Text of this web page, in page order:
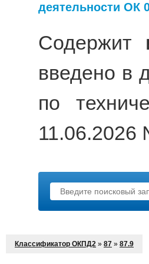
деятельности ОК
Содержит
введено в
по
11.06.2026
Классификатор ОКПД2 » 87 » 87.9